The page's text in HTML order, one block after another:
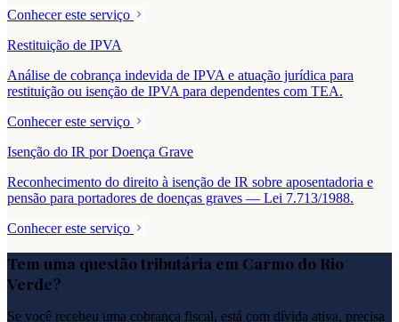
Conhecer este serviço
Restituição de IPVA
Análise de cobrança indevida de IPVA e atuação jurídica para
restituição ou isenção de IPVA para dependentes com TEA.
Conhecer este serviço
Isenção do IR por Doença Grave
Reconhecimento do direito à isenção de IR sobre aposentadoria e
pensão para portadores de doenças graves — Lei 7.713/1988.
Conhecer este serviço
Tem uma questão tributária em Carmo do Rio
Verde?
Se você recebeu uma cobrança fiscal, está com dívida ativa, precisa